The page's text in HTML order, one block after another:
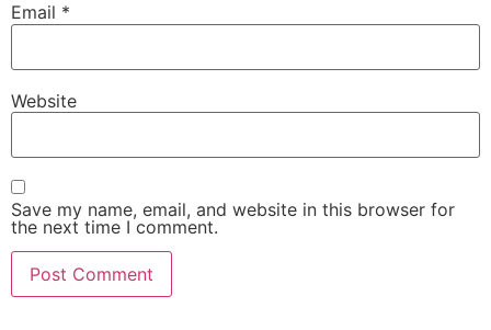
Email *
Website
Save my name, email, and website in this browser for
the next time I comment.